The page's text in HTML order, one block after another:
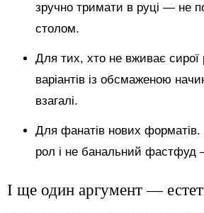
зручно тримати в руці — не
столом.
Для тих, хто не вживає сирої
варіантів із обсмаженою
взагалі.
Для фанатів нових
рол і не банальний
І ще один аргумент —